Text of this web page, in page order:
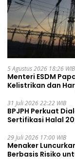
5 Agustus 2026 18:26 WIB
Menteri ESDM
Kelistrikan dan
31 Juli 2026 22:22 WIB
BPJPH Perkuat
Sertifikasi Halal
29 Juli 2026 17:00 WIB
Menaker
Berbasis Risiko